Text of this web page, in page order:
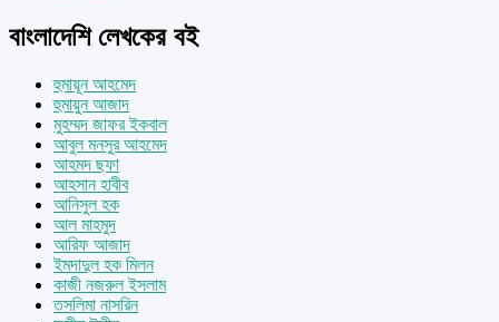
বাংলাদেশি লেখকের বই
হুমায়ূন আহমেদ
হুমায়ুন আজাদ
মুহম্মদ জাফর ইকবাল
আবুল মনসুর আহমেদ
আহমদ ছফা
আহসান হাবীব
আনিসুল হক
আল মাহমুদ
আরিফ আজাদ
ইমদাদুল হক মিলন
কাজী নজরুল ইসলাম
তসলিমা নাসরিন